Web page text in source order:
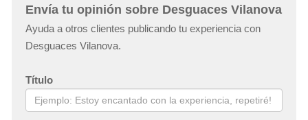
Envía tu opinión sobre Desguaces Vilanova
Ayuda a otros clientes publicando tu experiencia con
Desguaces Vilanova.
Título